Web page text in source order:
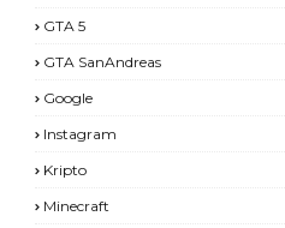
GTA 5
GTA SanAndreas
Google
Instagram
Kripto
Minecraft